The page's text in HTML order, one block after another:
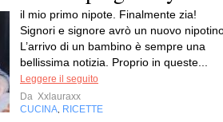
il mio primo nipote. Finalmente zia!
Signori e signore avrò un nuovo
L’arrivo di un bambino è sempre una
bellissima notizia. Proprio in queste...
Leggere il seguito
Da Xxlauraxx
CUCINA RICETTE